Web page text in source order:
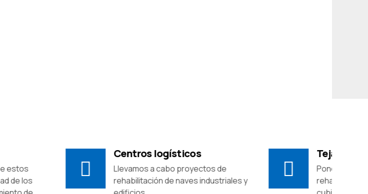
Centros logísticos
Llevamos a cabo proyectos de
rehabilitación de naves industriales y
Tejados y cubiertas
Ponemos en marcha trabajos de
rehabilitación y tratamiento en